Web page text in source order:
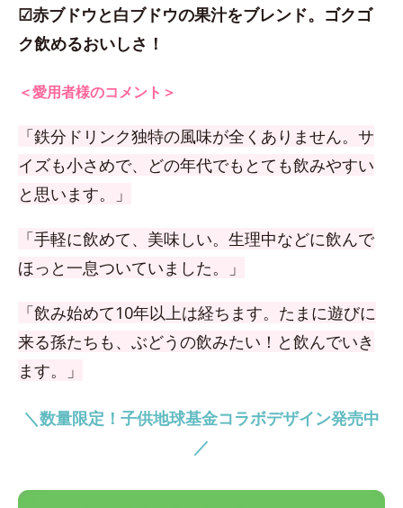
☑赤ブドウと白ブドウの果汁をブレンド。ゴクゴ
ク飲めるおいしさ！
＜愛用者様のコメント＞
「鉄分ドリンク独特の風味が全くありません。サ
イズも小さめで、どの年代でもとても飲みやすい
と思います。」
「手軽に飲めて、美味しい。生理中などに飲んで
ほっと一息ついていました。」
「飲み始めて10年以上は経ちます。たまに遊びに
来る孫たちも、ぶどうの飲みたい！と飲んでいき
ます。」
＼数量限定！子供地球基金コラボデザイン発売中
／